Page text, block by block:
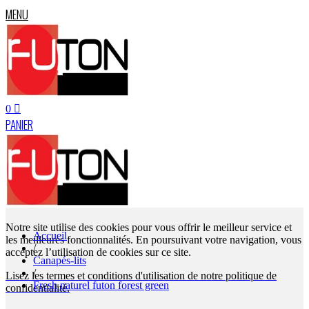
MENU
0
PANIER
Notre site utilise des cookies pour vous offrir le meilleur service et
les meilleures fonctionnalités. En poursuivant votre navigation, vous
acceptez l’utilisation de cookies sur ce site.
Lisez les termes et conditions d'utilisation de notre politique de
confidentialité.
Accueil
/
Canapés-lits
/
Fresh naturel futon forest green